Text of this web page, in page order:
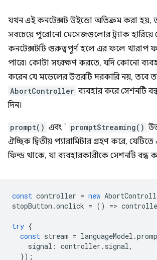
যখন এই কনটেক্সট উইন্ডো অতিক্রম করা হয়,
সবচেয়ে পুরোনো মেসেজগুলোর ট্র্যাক হারিয়ে
কনটেক্সটটি গুরুত্বপূর্ণ হলে এর ফলে খারাপ
পারে। কোটা সংরক্ষণ করতে, যদি কোনো
করেন যে মডেলের উত্তরটি দরকারি নয়, তবে
AbortController ব্যবহার করে সেশনটি
দিন।
prompt() এবং ` promptStreaming()
ঐচ্ছিক দ্বিতীয় প্যারামিটার গ্রহণ করে,
ফিল্ড থাকে, যা ব্যবহারকারীকে সেশনটি বন্ধ
const controller = new
stopButton .onclick = () =>
try {
const stream = languageModel .
signal : controller . signal,
});